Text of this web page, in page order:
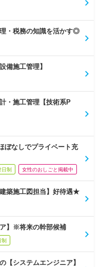
・税務の知識を活かす◎
施工管理】
・施工管理【技術系P
ぼなしでプライベート充
制 女性のおしごと掲載中
築施工図担当】好待遇★
】※将来の幹部候補
【システムエンジニア】